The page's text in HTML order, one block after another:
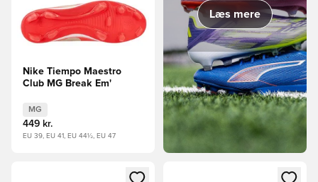
Nike Tiempo Maestro
Club MG Break Em'
MG
449 kr.
EU 39, EU 41, EU 44½, EU 47
Læs mere
Åbner en Modal til at logge ind eller tilmelde dig som
Åbner en Modal til at logge